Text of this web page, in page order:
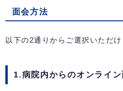
面会方法
以下の2通りからご選択いただけ
1.病院内からのオンライン